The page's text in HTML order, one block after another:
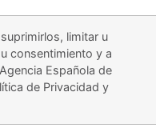
limitar u
consentimiento y a
Española de
de Privacidad y